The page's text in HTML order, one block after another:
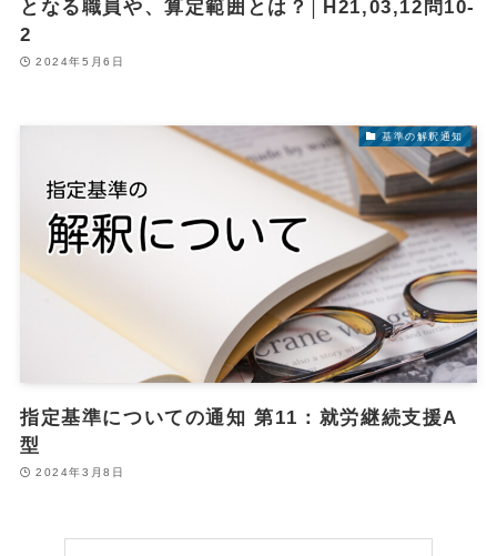
となる職員や、算定範囲とは？│H21,03,12問10-
2
2024年5月6日
基準の解釈通知
指定基準についての通知 第11：就労継続支援A
型
2024年3月8日